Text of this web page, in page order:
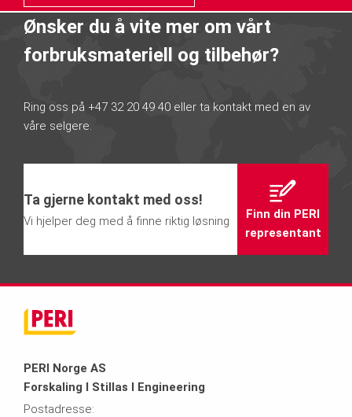
Ønsker du å vite mer om vårt
forbruksmateriell og tilbehør?
Ring oss på +47 32 20 49 40 eller ta kontakt med en av
våre selgere.
Ta gjerne kontakt med oss!
Vi hjelper deg med å finne riktig løsning
Finn din PERI
representant
PERI Norge AS
Forskaling I Stillas I Engineering
Postadresse: